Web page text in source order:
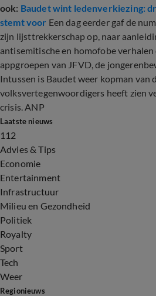
ook: Baudet wint ledenverkiezing:
stemt voor Een dag eerder gaf de
zijn lijsttrekkerschap op, naar
antisemitische en homofobe
appgroepen van JFVD, de
Intussen is Baudet weer kopman van
volksvertegenwoordigers heeft zien
crisis. ANP
Laatste nieuws
112
Advies & Tips
Economie
Entertainment
Infrastructuur
Milieu en Gezondheid
Politiek
Royalty
Sport
Tech
Weer
Regionieuws